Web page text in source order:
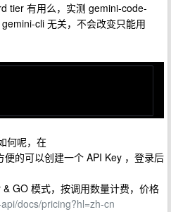
tier 有用么，实测 gemini-code-
cli 无关，不会改变只能用
何呢，在
便的可以创建一个 API Key ，登录后
GO 模式，按调用数量计费，价格
docs/pricing?hl=zh-cn